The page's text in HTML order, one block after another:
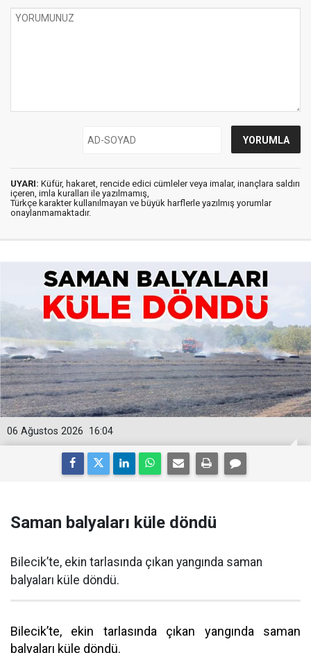
UYARI: Küfür, hakaret, rencide edici cümleler veya imalar, inançlara saldırı
içeren, imla kuralları ile yazılmamış,
Türkçe karakter kullanılmayan ve büyük harflerle yazılmış yorumlar
onaylanmamaktadır.
16:04
06 Ağustos 2026
Saman balyaları küle döndü
Bilecik’te, ekin tarlasında çıkan yangında saman
balyaları küle döndü.
Bilecik’te, ekin tarlasında çıkan yangında saman
balyaları küle döndü.